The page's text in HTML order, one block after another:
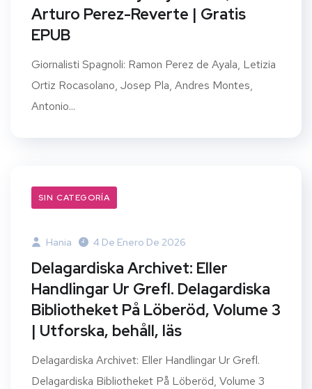
Arturo Perez-Reverte | Gratis
EPUB
Giornalisti Spagnoli: Ramon Perez de Ayala, Letizia
Ortiz Rocasolano, Josep Pla, Andres Montes,
Antonio...
SIN CATEGORÍA
Hania 4 De Enero De 2026
Delagardiska Archivet: Eller
Handlingar Ur Grefl. Delagardiska
Bibliotheket På Löberöd, Volume 3
| Utforska, behåll, läs
Delagardiska Archivet: Eller Handlingar Ur Grefl.
Delagardiska Bibliotheket På Löberöd, Volume 3